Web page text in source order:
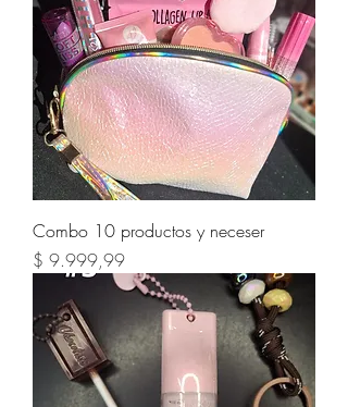
Combo 10 productos y neceser
Precio
$ 9.999,99